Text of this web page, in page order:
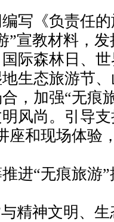
写《负责任
”宣教材料，
际森林日、
生态旅游节
，加强“无痕
风尚。引导
座和现场体验
进“无痕旅游
精神文明、